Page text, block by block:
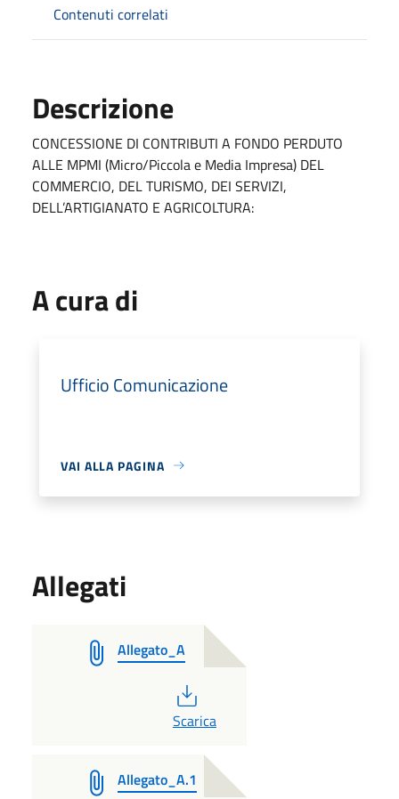
Contenuti correlati
Descrizione
CONCESSIONE DI CONTRIBUTI A FONDO PERDUTO
ALLE MPMI (Micro/Piccola e Media Impresa) DEL
COMMERCIO, DEL TURISMO, DEI SERVIZI,
DELL’ARTIGIANATO E AGRICOLTURA:
A cura di
Ufficio Comunicazione
VAI ALLA PAGINA
Allegati
Allegato_A
PDF
Scarica
Allegato_A.1